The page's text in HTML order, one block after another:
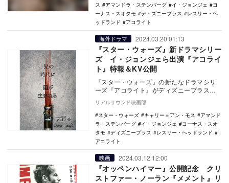
ス
アマンドラ・ステンバーグ イ・ジョンジェ
ヨ
ーナス・スオタモ
ディズニープラス
レスリー・ヘ
ッドランド
アコライト
海外ドラマ 2024.03.20 01:13
『スター・ウォーズ』新ドラマシリー
ズ イ・ジョンジェら出演『アコライ
ト』特報＆KV公開
『スター・ウォーズ』の新たなドラマシリ
ーズ『アコライト』がディズニープラスに
て6月5日より初回2話日米同時配信されるこ
とが決定。…
リアルサウンド映画部
スター・ウォーズ
キャリー＝アン・モス
アマンド
ラ・ステンバーグ
イ・ジョンジェ
ヨーナス・スオ
タモ
ディズニープラス
レスリー・ヘッドランド
アコライト
映画 2024.03.12 12:00
『オッペンハイマー』公開記念 クリ
ストファー・ノーラン『メメント』リ